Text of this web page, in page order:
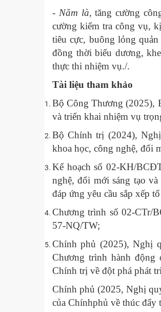
- Năm là, tăng cường
cường kiểm tra công vụ,
tiêu cực, buông lỏng
đồng thời biểu dương,
thực thi nhiệm vụ./.
Tài liệu tham khảo
Bộ Công Thương (2025),
và triển khai nhiệm vụ
Bộ Chính trị (2024),
khoa học, công nghệ, đổi
Kế hoạch số 02-KH/
nghệ, đổi mới sáng tạo
đáp ứng yêu cầu sắp xếp
Chương trình số 02-CTr/
57-NQ/TW;
Chính phủ (2025), Nghị
Chương trình hành động
Chính trị về đột phá phát
Chính phủ (2025, Nghị
của Chínhphủ về thúc đẩy